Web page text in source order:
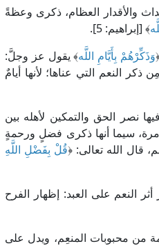
والأقدار العظام، ذكرى وعظةً
﴾ [إبراهيم: 5].
وَذَكِّرْهُمْ بِأَيَّامِ اللَّه﴾ يقول عز وجلَّ:
النعم التي عناها؛ لأنها أيامٌ
نصر الحق والتمكين لأهله بين
سيما أنها ذكرى فضلٍ ورحمةٍ
قال الله تعالى: ﴿قُلْ بِفَضْلِ اللَّهِ
النعم على العبد: إظهار الفرح
الحديث): [إظهار النعمة من محبوبات المنعِم، ويدل على